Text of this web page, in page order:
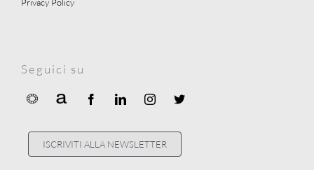
Seguici su
ISCRIVITI ALLA NEWSLETTER